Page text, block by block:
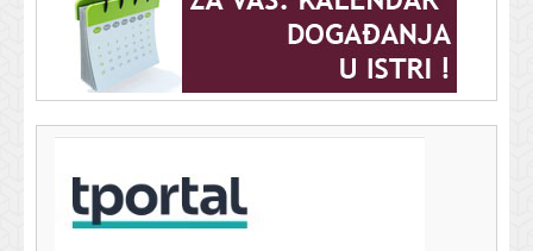
Bivši meksički guverner uhićen zbog umiješanosti u
nestanak 43 studenata